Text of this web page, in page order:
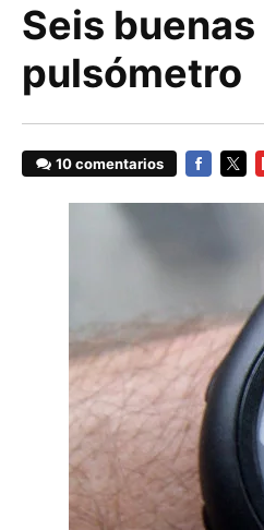
Seis
pulsómetro
10 comentarios